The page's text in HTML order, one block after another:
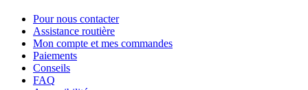
Pour nous contacter
Assistance routière
Mon compte et mes commandes
Paiements
Conseils
FAQ